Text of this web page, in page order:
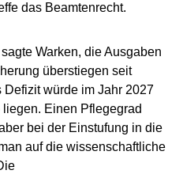
das Beamtenrecht.
Warken, die Ausgaben
überstiegen seit
würde im Jahr 2027
Einen Pflegegrad
bei der Einstufung in die
auf die wissenschaftliche